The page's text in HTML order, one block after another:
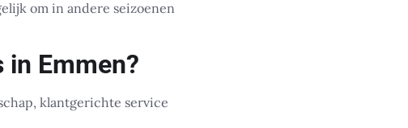
om in andere seizoenen
Emmen?
klantgerichte service